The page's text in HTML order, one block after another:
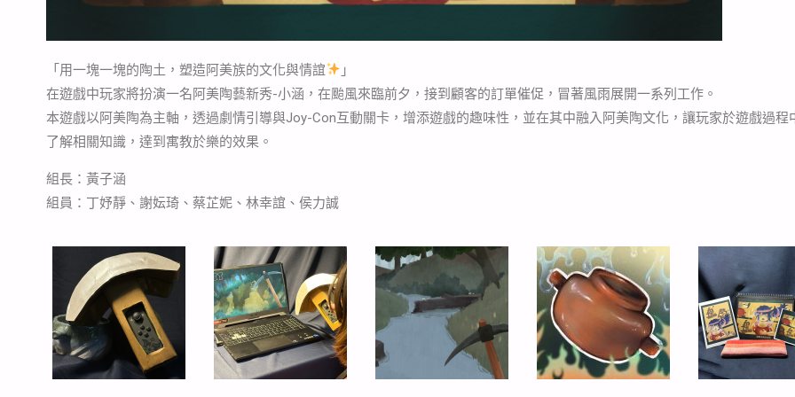
「用一塊一塊的陶土，塑造阿美族的文化與情誼
」
在遊戲中玩家將扮演一名阿美陶藝新秀-小涵，在颱風來臨前夕，接到顧客的訂單催促，冒著風雨展開一系列工作。
本遊戲以阿美陶為主軸，透過劇情引導與Joy-Con互動關卡，增添遊戲的趣味性，並在其中融入阿美陶文化，讓玩家於遊戲過程
了解相關知識，達到寓教於樂的效果。
組長：黃子涵
組員：丁妤靜、謝妘琦、蔡芷妮、林幸誼、侯力誠